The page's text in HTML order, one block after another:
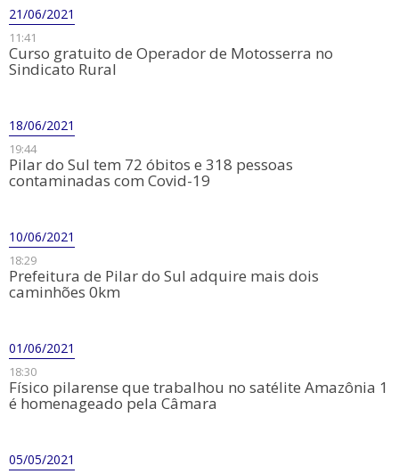
21/06/2021
11:41
Curso gratuito de Operador de Motosserra no
Sindicato Rural
18/06/2021
19:44
Pilar do Sul tem 72 óbitos e 318 pessoas
contaminadas com Covid-19
10/06/2021
18:29
​Prefeitura de Pilar do Sul adquire mais dois
caminhões 0km
01/06/2021
18:30
​Físico pilarense que trabalhou no satélite Amazônia 1
é homenageado pela Câmara
05/05/2021